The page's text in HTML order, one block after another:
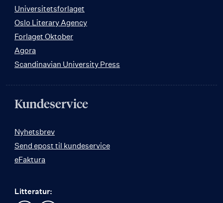
Universitetsforlaget
Oslo Literary Agency
Forlaget Oktober
Agora
Scandinavian University Press
Kundeservice
Nyhetsbrev
Send epost til kundeservice
eFaktura
Litteratur: